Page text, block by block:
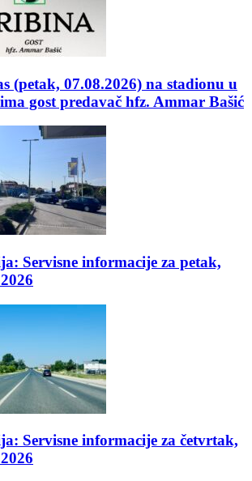
(petak, 07.08.2026) na stadionu u
gost predavač hfz. Ammar Bašić
Servisne informacije za petak,
Servisne informacije za četvrtak,